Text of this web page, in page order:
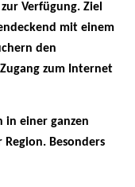
Verfügung. Ziel
mit einem
den
zum Internet
in einer ganzen
Besonders